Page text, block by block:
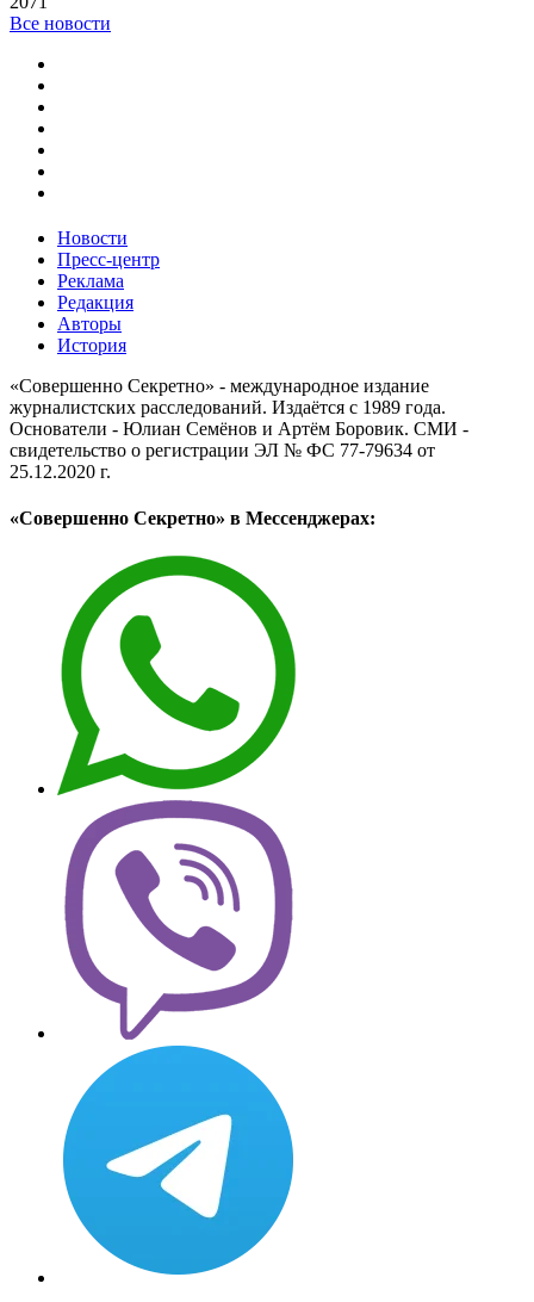
Все новости
Новости
Пресс-центр
Реклама
Редакция
Авторы
История
«Совершенно Секретно» - международное издание
журналистских расследований. Издаётся с 1989 года.
Основатели - Юлиан Семёнов и Артём Боровик. CМИ -
свидетельство о регистрации ЭЛ № ФС 77-79634 от
25.12.2020 г.
«Совершенно Секретно» в Мессенджерах: